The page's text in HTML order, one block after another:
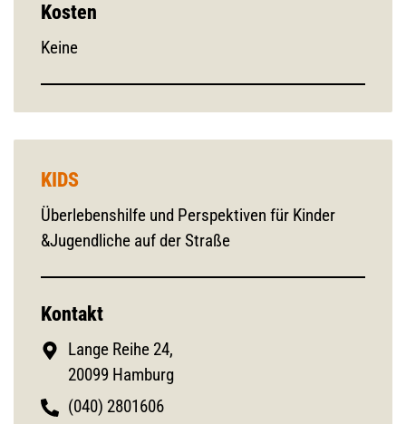
Kosten
Keine
KIDS
Überlebenshilfe und Perspektiven für Kinder
&Jugendliche auf der Straße
Kontakt
Lange Reihe 24,
20099 Hamburg
(040) 2801606